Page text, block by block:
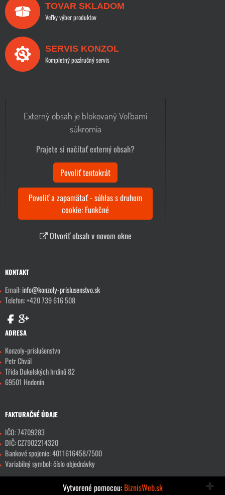
TOVAR SKLADOM
Veľky výber produktov
SERVIS KONZOL
Kompletný pozáručný servis
Externý obsah je blokovaný Voľbami
súkromia
Prajete si načítať externý obsah?
Povoliť tentokrát
Povoliť a zapamätať - súhlas s druhom
cookie: Funkčné
Otvoriť obsah v novom okne
KONTAKT
Email:info@konzoly-prislusenstvo.sk
Telefon: +420 739 616 508
ADRESA
Konzoly-príslušenstvo
Petr Chvál
Třída Dukelských hrdinů 82
69501 Hodonín
FAKTURAČNÉ ÚDAJE
IČO: 74709283
DIČ: CZ7902214320
Bankové spojenie: 4011616458/7500
Variabilný symbol: číslo objednávky
Vytvorené pomocou: BiznisWeb.sk